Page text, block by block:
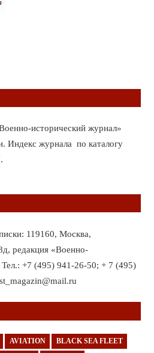
исторический журнал»
Индекс журнала по каталогу
119160, Москва,
редакция «Военно-
Тел.: +7 (495) 941-26-50; + 7 (495)
AVIATION BLACK SEA FLEET